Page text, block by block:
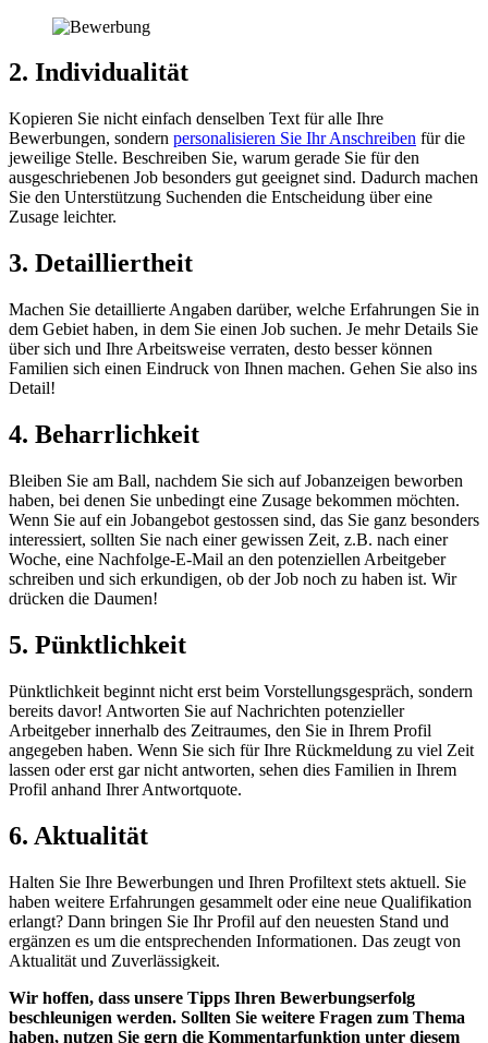
2. Individualität
Kopieren Sie nicht einfach denselben Text für alle Ihre
Bewerbungen, sondern personalisieren Sie Ihr Anschreiben für die
jeweilige Stelle. Beschreiben Sie, warum gerade Sie für den
ausgeschriebenen Job besonders gut geeignet sind. Dadurch machen
Sie den Unterstützung Suchenden die Entscheidung über eine
Zusage leichter.
3. Detailliertheit
Machen Sie detaillierte Angaben darüber, welche Erfahrungen Sie in
dem Gebiet haben, in dem Sie einen Job suchen. Je mehr Details Sie
über sich und Ihre Arbeitsweise verraten, desto besser können
Familien sich einen Eindruck von Ihnen machen. Gehen Sie also ins
Detail!
4. Beharrlichkeit
Bleiben Sie am Ball, nachdem Sie sich auf Jobanzeigen beworben
haben, bei denen Sie unbedingt eine Zusage bekommen möchten.
Wenn Sie auf ein Jobangebot gestossen sind, das Sie ganz besonders
interessiert, sollten Sie nach einer gewissen Zeit, z.B. nach einer
Woche, eine Nachfolge-E-Mail an den potenziellen Arbeitgeber
schreiben und sich erkundigen, ob der Job noch zu haben ist. Wir
drücken die Daumen!
5. Pünktlichkeit
Pünktlichkeit beginnt nicht erst beim Vorstellungsgespräch, sondern
bereits davor! Antworten Sie auf Nachrichten potenzieller
Arbeitgeber innerhalb des Zeitraumes, den Sie in Ihrem Profil
angegeben haben. Wenn Sie sich für Ihre Rückmeldung zu viel Zeit
lassen oder erst gar nicht antworten, sehen dies Familien in Ihrem
Profil anhand Ihrer Antwortquote.
6. Aktualität
Halten Sie Ihre Bewerbungen und Ihren Profiltext stets aktuell. Sie
haben weitere Erfahrungen gesammelt oder eine neue Qualifikation
erlangt? Dann bringen Sie Ihr Profil auf den neuesten Stand und
ergänzen es um die entsprechenden Informationen. Das zeugt von
Aktualität und Zuverlässigkeit.
Wir hoffen, dass unsere Tipps Ihren Bewerbungserfolg
beschleunigen werden. Sollten Sie weitere Fragen zum Thema
haben, nutzen Sie gern die Kommentarfunktion unter diesem